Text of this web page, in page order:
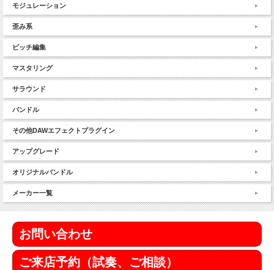
モジュレーション
歪み系
ピッチ編集
マスタリング
サラウンド
バンドル
その他DAWエフェクトプラグイン
アップグレード
オリジナルバンドル
メーカー一覧
お問い合わせ
ご来店予約（試奏、ご相談）